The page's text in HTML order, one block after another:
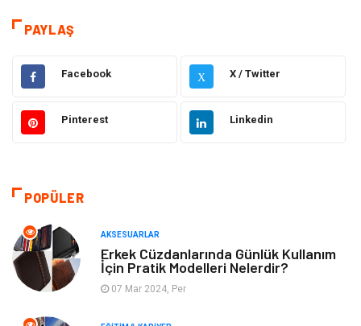
Hukuk Giyim
Elektronik Makine
Sağlıklı Yaşam
Otomotiv Moda
Tatil
PAYLAŞ
Facebook X X / Twitter
Pinterest Linkedin
POPÜLER
AKSESUARLAR
Erkek Cüzdanlarında Günlük Kullanım
İçin Pratik Modelleri Nelerdir?
07 Mar 2024, Per